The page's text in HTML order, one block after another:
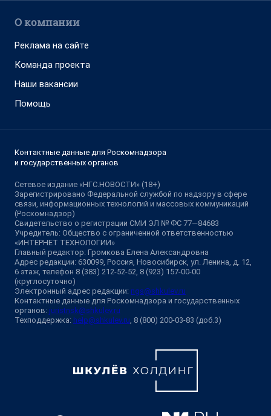
О компании
Реклама на сайте
Команда проекта
Наши вакансии
Помощь
Контактные данные для Роскомнадзора
и государственных органов
Сетевое издание «НГС.НОВОСТИ» (18+)
Зарегистрировано Федеральной службой по надзору в сфере
связи, информационных технологий и массовых коммуникаций
(Роскомнадзор)
Свидетельство о регистрации СМИ ЭЛ № ФС 77—84683
Учредитель: Общество с ограниченной ответственностью
«ИНТЕРНЕТ ТЕХНОЛОГИИ»
Главный редактор: Громкова Елена Александровна
Адрес редакции: 630099, Россия, Новосибирск, ул. Ленина, д. 12,
6 этаж, телефон 8 (383) 212-52-52, 8 (923) 157-00-00
(круглосуточно)
Электронный адрес редакции: ngs@shkulev.ru
Контактные данные для Роскомнадзора и государственных
органов: juristnsk@shkulev.ru
Техподдержка: help@shkulev.ru, 8 (800) 200-03-83 (доб.3)